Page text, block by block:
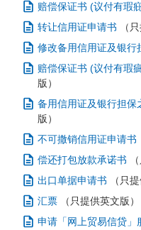
赔偿保证书 (议付有瑕
转让信用证申请书
（
修改备用信用证及银行
赔偿保证书 (议付有瑕
版）
备用信用证及银行担保
版）
不可撒销信用证申请书
偿还打包放款承诺书
出口单据申请书
（只
汇票
（只提供英文版）
申请「网上贸易信贷」